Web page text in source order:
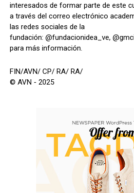
interesados de formar parte de este
a través del correo electrónico
las redes sociales de la
fundación: @fundacionidea_ve,
para más información.
FIN/AVN/ CP/ RA/ RA/
© AVN - 2025